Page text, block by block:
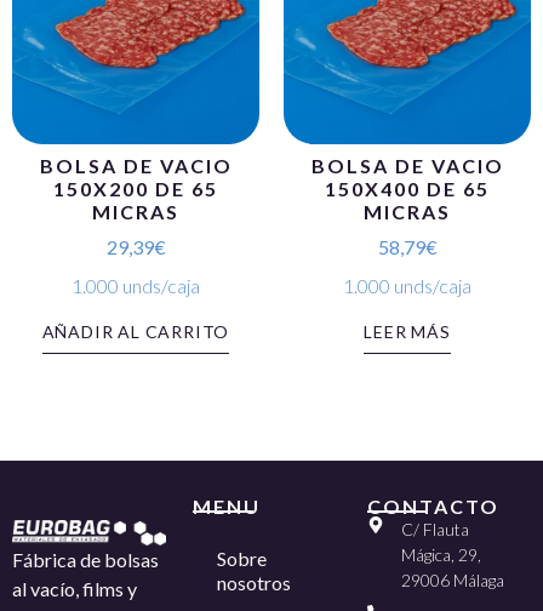
BOLSA DE VACIO
150X200 DE 65
MICRAS
29,39€
1.000 unds/caja
AÑADIR AL CARRITO
BOLSA DE VACIO
150X400 DE 65
MICRAS
58,79€
1.000 unds/caja
LEER MÁS
Fábrica de bolsas
al vacío, films y
MENU
Sobre
nosotros
CONTACTO
C/ Flauta
Mágica, 29,
29006 Málaga